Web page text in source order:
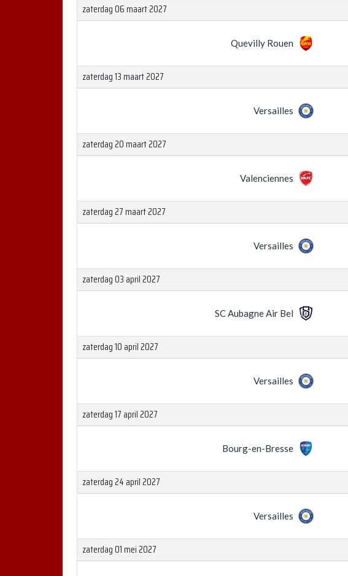
zaterdag 06 maart 2027
Quevilly Rouen
zaterdag 13 maart 2027
Versailles
zaterdag 20 maart 2027
Valenciennes
zaterdag 27 maart 2027
Versailles
zaterdag 03 april 2027
SC Aubagne Air Bel
zaterdag 10 april 2027
Versailles
zaterdag 17 april 2027
Bourg-en-Bresse
zaterdag 24 april 2027
Versailles
zaterdag 01 mei 2027